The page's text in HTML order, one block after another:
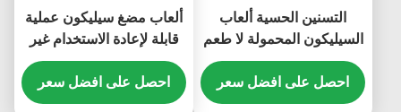
التسنين الحسية ألعاب
السيليكون المحمولة لا طعم
لها دائم
احصل على افضل سعر
ألعاب مضغ سيليكون عملية
قابلة لإعادة الاستخدام غير
سامة وخفيفة الوزن مقاومة
للماء
احصل على افضل سعر